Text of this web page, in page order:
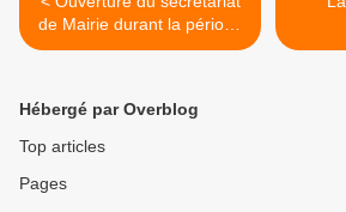
de Mairie durant la période
des fêtes de fin d'année
Hébergé par Overblog
Top articles
Pages